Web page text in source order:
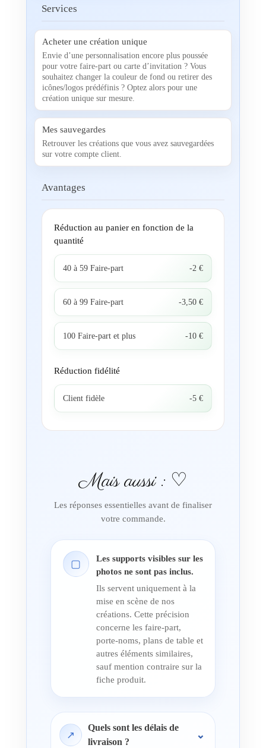
Services
Acheter une création unique
Envie d’une personnalisation encore plus poussée
pour votre faire-part ou carte d’invitation ? Vous
souhaitez changer la couleur de fond ou retirer des
icônes/logos prédéfinis ? Optez alors pour une
création unique sur mesure.
Mes sauvegardes
Retrouver les créations que vous avez sauvegardées
sur votre compte client.
Avantages
Réduction au panier en fonction de la
quantité
40 à 59 Faire-part -2 €
60 à 99 Faire-part -3,50 €
100 Faire-part et plus -10 €
Réduction fidélité
Client fidèle -5 €
Mais aussi : ♡
Les réponses essentielles avant de finaliser
votre commande.
▢
Les supports visibles sur les
photos ne sont pas inclus.
Ils servent uniquement à la
mise en scène de nos
créations. Cette précision
concerne les faire-part,
porte-noms, plans de table et
autres éléments similaires,
sauf mention contraire sur la
fiche produit.
↗
Quels sont les délais de
livraison ?